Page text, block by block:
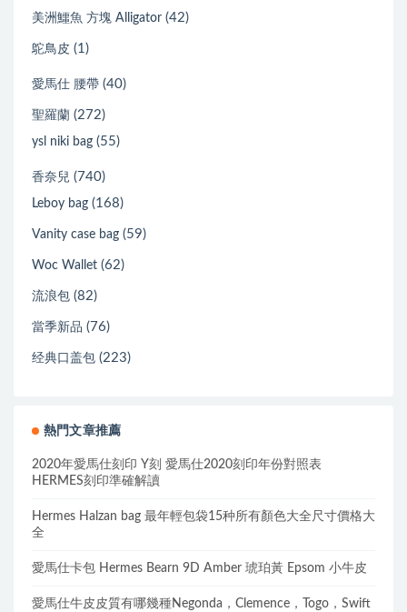
美洲鱷魚 方塊 Alligator (42)
鴕鳥皮 (1)
愛馬仕 腰帶 (40)
聖羅蘭 (272)
ysl niki bag (55)
香奈兒 (740)
Leboy bag (168)
Vanity case bag (59)
Woc Wallet (62)
流浪包 (82)
當季新品 (76)
经典口盖包 (223)
熱門文章推薦
2020年愛馬仕刻印 Y刻 愛馬仕2020刻印年份對照表
HERMES刻印準確解讀
Hermes Halzan bag 最年輕包袋15种所有顏色大全尺寸價格大
全
愛馬仕卡包 Hermes Bearn 9D Amber 琥珀黃 Epsom 小牛皮
愛馬仕牛皮皮質有哪幾種Negonda，Clemence，Togo，Swift